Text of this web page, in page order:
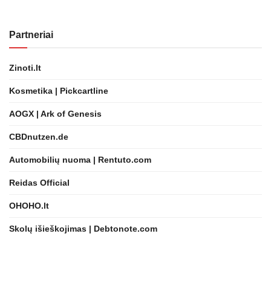
Partneriai
Zinoti.lt
Kosmetika | Pickcartline
AOGX | Ark of Genesis
CBDnutzen.de
Automobilių nuoma | Rentuto.com
Reidas Official
OHOHO.lt
Skolų išieškojimas | Debtonote.com